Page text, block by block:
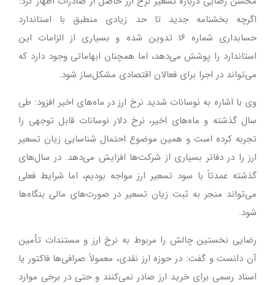
اگرچه بخشنامه جدید تا حد زیادی منطبق با استاندارد
حسابداری شماره ۱۶ تدوین شده و بسیاری از الزامات این
استاندارد را پوشش می‌دهد، اما همچنان ابهاماتی وجود دارد که
می‌تواند در اجرا برای فعالان اقتصادی مشکل‌ساز شود.
وی با اشاره به نوسانات شدید نرخ ارز در ماه‌های اخیر افزود: طی
سال گذشته و ماه‌های اخیر، نرخ دلار نوسانات قابل توجهی را
تجربه کرده است و همین موضوع احتمال شناسایی زیان تسعیر
ارز را در دفاتر بسیاری از شرکت‌ها افزایش می‌دهد. در سال‌های
گذشته عمدتاً با سود تسعیر ارز مواجه بودیم، اما شرایط فعلی
می‌تواند منجر به ثبت زیان تسعیر در صورت‌های مالی بنگاه‌ها
شود.
رضایی نخستین چالش را مربوط به نرخ ارز و مستندات تأمین
آن دانست و گفت: در حوزه ارز نقدی، معمولاً صرافی‌ها فاکتور یا
اسناد رسمی برای خرید ارز صادر نمی‌کنند و حتی در برخی موارد